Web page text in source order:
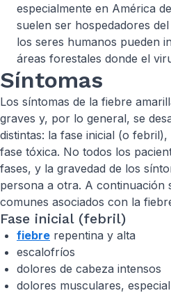
especialmente en América
suelen ser hospedadores
los seres humanos pueden
áreas forestales donde el
Síntomas
Los síntomas de la fiebre
graves y, por lo general, se
distintas: la fase inicial (o
fase tóxica. No todos los
fases, y la gravedad de los
persona a otra. A continuación
comunes asociados con la
Fase inicial (febril)
fiebre repentina y alta
escalofríos
dolores de cabeza intensos
dolores musculares,